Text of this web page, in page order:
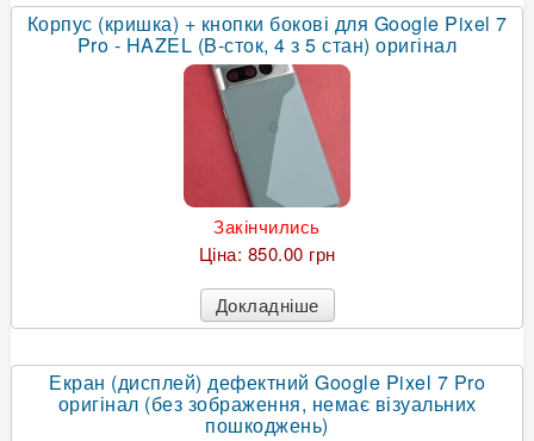
Корпус (кришка) + кнопки бокові для Google Pixel 7
Pro - HAZEL (B-сток, 4 з 5 стан) оригінал
Закінчились
Ціна: 850.00 грн
Докладніше
Екран (дисплей) дефектний Google Pixel 7 Pro
оригінал (без зображення, немає візуальних
пошкоджень)